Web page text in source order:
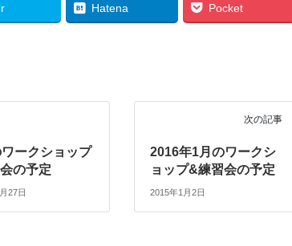
Hatena Pocket
ークショップ
の予定
27日
次の記事
2016年1月のワークシ
ョップ&練習会の予定
2015年1月2日